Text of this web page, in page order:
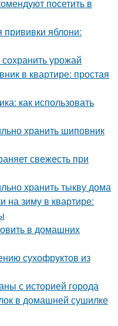
посетить в
прививки яблони:
урожай
в квартире: простая
как использовать
хранить шиповник
свежесть при
хранить тыкву дома
на зиму в квартире:
в домашних
сухофруктов из
с историей города
в домашней сушилке